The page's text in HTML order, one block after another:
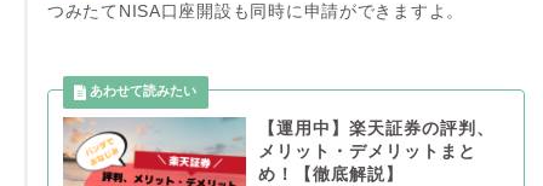
つみたてNISA口座開設も同時に申請ができますよ。
【運用中】楽天証券の評判、
メリット・デメリットまと
め！【徹底解説】